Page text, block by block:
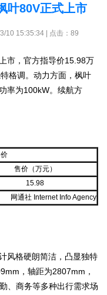
叶80V正式上市
10 15:35:34 | 点击： 89
市，官方指导价15.98万
格调。动力方面，枫叶
率为100kW。续航方
售价（万元）
15.98
网通社 Internet Info Agency
风格硬朗简洁，凸显独特
，轴距为2807mm，
、商务等多种出行需求场